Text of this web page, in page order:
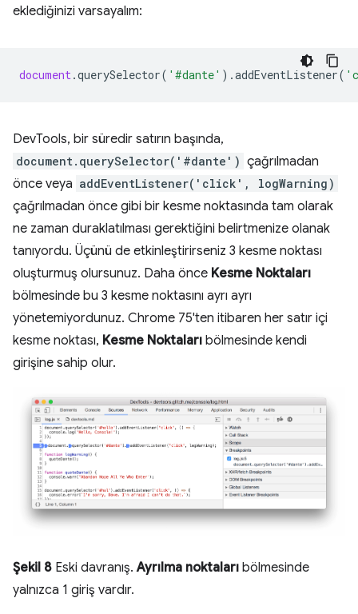
eklediğinizi varsayalım:
document .querySelector( '#dante' ).addEventListener(
DevTools, bir süredir satırın başında,
document.querySelector('#dante') çağrılmadan
önce veya addEventListener('click', logWarning)
çağrılmadan önce gibi bir kesme noktasında tam olarak
ne zaman duraklatılması gerektiğini belirtmenize olanak
tanıyordu. Üçünü de etkinleştirirseniz 3 kesme noktası
oluşturmuş olursunuz. Daha önce Kesme Noktaları
bölmesinde bu 3 kesme noktasını ayrı ayrı
yönetemiyordunuz. Chrome 75'ten itibaren her satır içi
kesme noktası, Kesme Noktaları bölmesinde kendi
girişine sahip olur.
Şekil 8 Eski davranış.Ayrılma noktaları bölmesinde
yalnızca 1 giriş vardır.